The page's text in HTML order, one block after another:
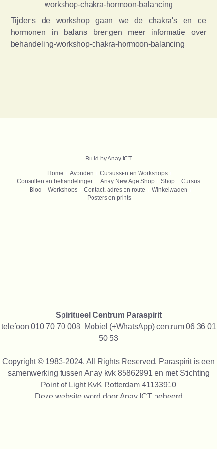
workshop-chakra-hormoon-balancing
Tijdens de workshop gaan we de chakra's en de
hormonen in balans brengen meer informatie over
behandeling-workshop-chakra-hormoon-balancing
Build by Anay ICT
Home Avonden
Cursussen en Workshops
Consulten en behandelingen
Anay New Age Shop Shop
Cursus
Blog
Workshops Contact, adres en route
Winkelwagen
Posters en prints
Spiritueel Centrum Paraspirit
telefoon 010 70 70 008 Mobiel (+WhatsApp) centrum 06 36 01
50 53
Copyright © 1983-2024. All Rights Reserved, Paraspirit is een
samenwerking tussen Anay kvk 85862991 en met Stichting
Point of Light KvK Rotterdam 41133910
Deze website word door Anay ICTbeheerd